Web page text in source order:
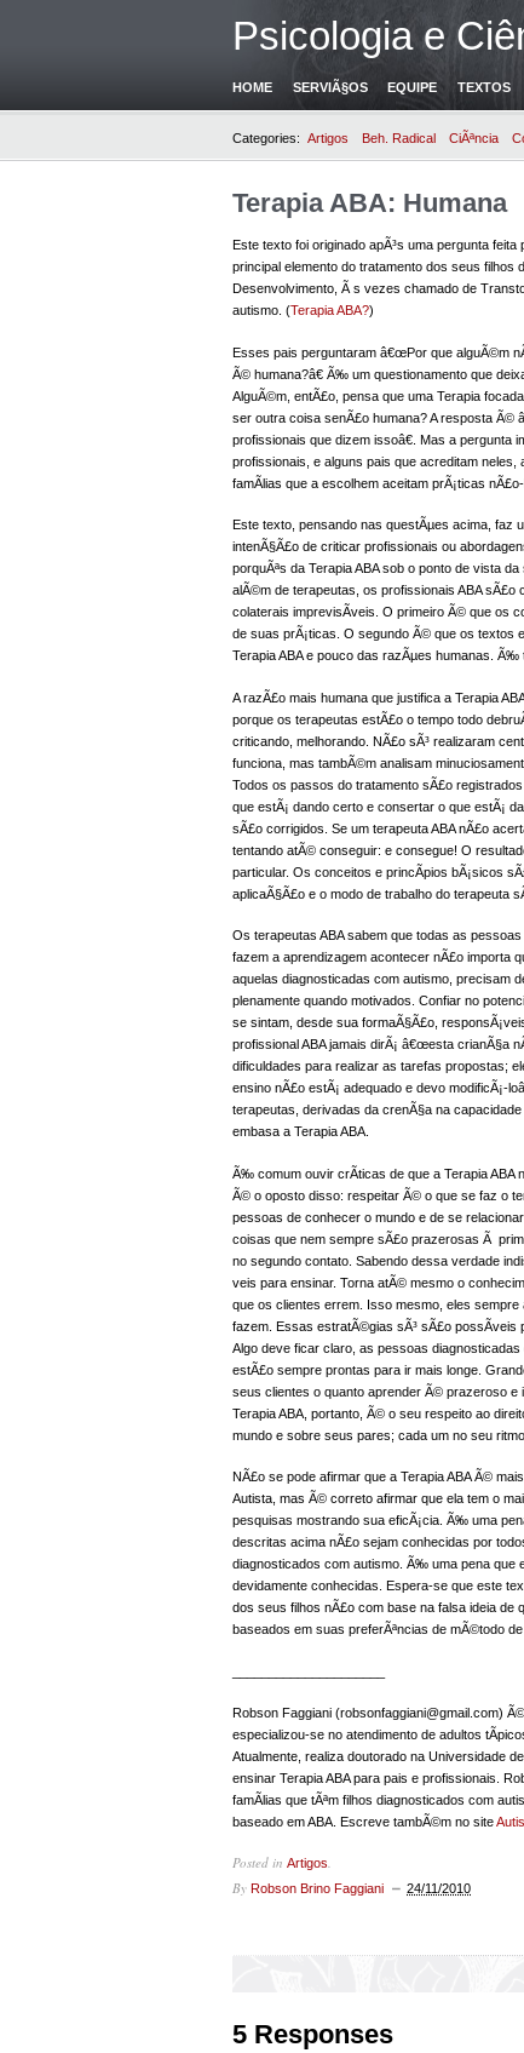
Psicologia e
HOME SERVIÃ§OS EQUIPE TEXTOS
Categories: Artigos Beh. Radical CiÃªncia
Terapia ABA: Humana
Este texto foi originado apÃ³s uma pergunta
principal elemento do tratamento dos seus
Desenvolvimento, Ã s vezes chamado de
autismo. (Terapia ABA?)
Esses pais perguntaram â€œPor que alguÃ©m
Ã© humana?â€ Ã‰ um questionamento que
AlguÃ©m, entÃ£o, pensa que uma Terapia
ser outra coisa senÃ£o humana? A resposta Ã©
profissionais que dizem issoâ€. Mas a
profissionais, e alguns pais que acreditam neles,
famÃ­lias que a escolhem aceitam prÃ¡ticas
Este texto, pensando nas questÃµes acima, faz
intenÃ§Ã£o de criticar profissionais ou
porquÃªs da Terapia ABA sob o ponto de vista
alÃ©m de terapeutas, os profissionais ABA
colaterais imprevisÃ­veis. O primeiro Ã© que os
de suas prÃ¡ticas. O segundo Ã© que os textos
Terapia ABA e pouco das razÃµes humanas. Ã‰
A razÃ£o mais humana que justifica a Terapia
porque os terapeutas estÃ£o o tempo todo
criticando, melhorando. NÃ£o sÃ³ realizaram
funciona, mas tambÃ©m analisam
Todos os passos do tratamento sÃ£o
que estÃ¡ dando certo e consertar o que estÃ¡
sÃ£o corrigidos. Se um terapeuta ABA nÃ£o
tentando atÃ© conseguir: e consegue! O
particular. Os conceitos e princÃ­pios bÃ¡sicos
aplicaÃ§Ã£o e o modo de trabalho do terapeuta
Os terapeutas ABA sabem que todas as
fazem a aprendizagem acontecer nÃ£o importa
aquelas diagnosticadas com autismo, precisam
plenamente quando motivados. Confiar no
se sintam, desde sua formaÃ§Ã£o,
profissional ABA jamais dirÃ¡ â€œesta crianÃ§a
dificuldades para realizar as tarefas propostas;
ensino nÃ£o estÃ¡ adequado e devo modificÃ¡-
terapeutas, derivadas da crenÃ§a na
embasa a Terapia ABA.
Ã‰ comum ouvir crÃ­ticas de que a Terapia ABA
Ã© o oposto disso: respeitar Ã© o que se faz o
pessoas de conhecer o mundo e de se
coisas que nem sempre sÃ£o prazerosas Ã
no segundo contato. Sabendo dessa verdade
veis para ensinar. Torna atÃ© mesmo o
que os clientes errem. Isso mesmo, eles
fazem. Essas estratÃ©gias sÃ³ sÃ£o possÃ­veis
Algo deve ficar claro, as pessoas
estÃ£o sempre prontas para ir mais longe.
seus clientes o quanto aprender Ã© prazeroso e
Terapia ABA, portanto, Ã© o seu respeito ao
mundo e sobre seus pares; cada um no seu
NÃ£o se pode afirmar que a Terapia ABA Ã©
Autista, mas Ã© correto afirmar que ela tem o
pesquisas mostrando sua eficÃ¡cia. Ã‰ uma
descritas acima nÃ£o sejam conhecidas por
diagnosticados com autismo. Ã‰ uma pena que
devidamente conhecidas. Espera-se que este
dos seus filhos nÃ£o com base na falsa ideia de
baseados em suas preferÃªncias de mÃ©todo
Robson Faggiani (robsonfaggiani@gmail.com)
especializou-se no atendimento de adultos
Atualmente, realiza doutorado na Universidade
ensinar Terapia ABA para pais e profissionais.
famÃ­lias que tÃªm filhos diagnosticados com
baseado em ABA. Escreve tambÃ©m no site
Posted in Artigos
By Robson Brino Faggiani 24/11/2010
5 Responses